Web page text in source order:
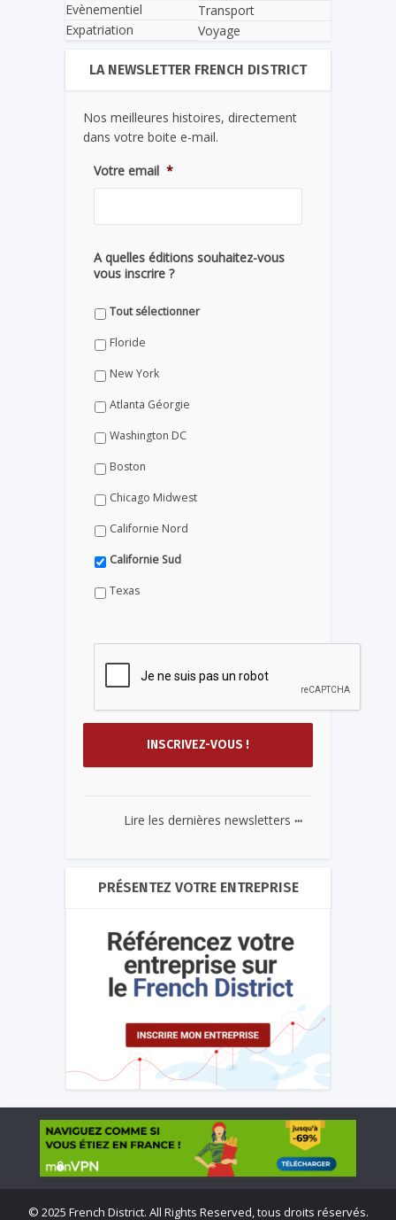
Evènementiel
Expatriation
Transport
Voyage
LA NEWSLETTER FRENCH DISTRICT
Nos meilleures histoires, directement
dans votre boite e-mail.
Votre email *
A quelles éditions souhaitez-vous
vous inscrire ?
Tout sélectionner
Floride
New York
Atlanta Géorgie
Washington DC
Boston
Chicago Midwest
Californie Nord
Californie Sud
Texas
Lire les dernières newsletters ...
PRÉSENTEZ VOTRE ENTREPRISE
© 2025 French District. All Rights Reserved, tous droits réservés.